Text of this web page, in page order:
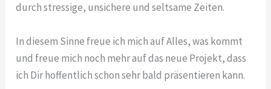
durch stressige, unsichere und seltsame Zeiten.
In diesem Sinne freue ich mich auf Alles, was kommt
und freue mich noch mehr auf das neue Projekt, dass
ich Dir hoffentlich schon sehr bald präsentieren kann.